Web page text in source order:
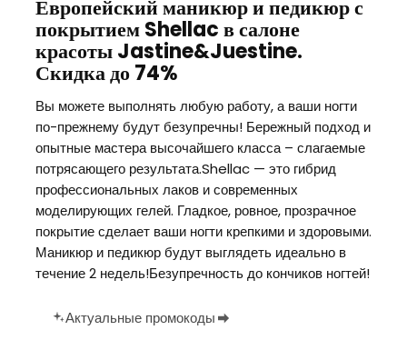
Европейский маникюр и педикюр с
покрытием Shellac в салоне
красоты Jastine&Juestine.
Скидка до 74%
Вы можете выполнять любую работу, а ваши ногти
по-прежнему будут безупречны! Бережный подход и
опытные мастера высочайшего класса – слагаемые
потрясающего результата.Shellac — это гибрид
профессиональных лаков и современных
моделирующих гелей. Гладкое, ровное, прозрачное
покрытие сделает ваши ногти крепкими и здоровыми.
Маникюр и педикюр будут выглядеть идеально в
течение 2 недель!Безупречность до кончиков ногтей!
Актуальные промокоды